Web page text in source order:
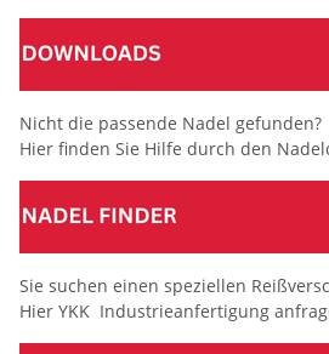
Nicht die passende Nadel gefunden?
Hier finden Sie Hilfe durch den
Sie suchen einen speziellen
Hier YKK Industrieanfertigung